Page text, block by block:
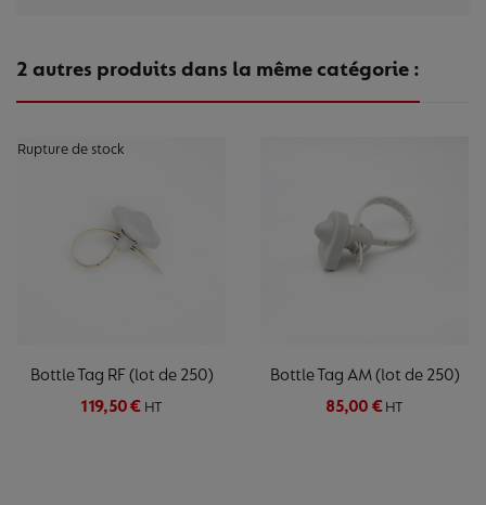
2 autres produits dans la même catégorie :
Rupture de stock
Bottle Tag RF (lot de 250)
119,50 € HT
Bottle Tag AM (lot de 250)
85,00 € HT